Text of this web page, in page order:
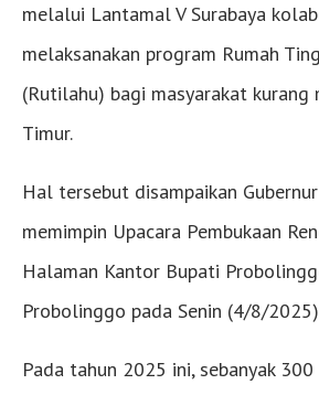
melalui Lantamal V Surabaya
melaksanakan program Rumah
(Rutilahu) bagi masyarakat kurang
Timur.
Hal tersebut disampaikan
memimpin Upacara Pembukaan
Halaman Kantor Bupati
Probolinggo pada Senin (4/8/
Pada tahun 2025 ini, sebanyak